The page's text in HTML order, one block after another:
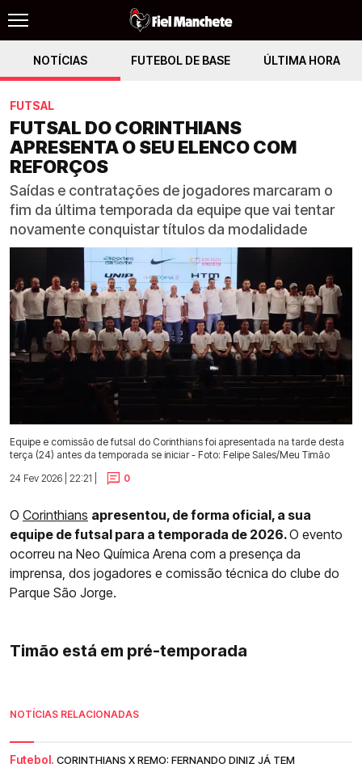
NOTÍCIAS FUTEBOL DE BASE ÚLTIMA HORA
FUTSAL
FUTSAL DO CORINTHIANS
APRESENTA O SEU ELENCO COM
REFORÇOS
Saídas e contratações de jogadores marcaram o
fim da última temporada da equipe que vai tentar
novamente conquistar títulos da modalidade
Equipe e comissão de futsal do Corinthians foi apresentada na tarde desta
terça (24) antes da temporada se iniciar - Foto: Felipe Sales/Meu Timão
24 Fev 2026 | 22:21 |
0
O Corinthians apresentou, de forma oficial, a sua
equipe de futsal para a temporada de 2026.O evento
ocorreu na Neo Química Arena com a presença da
imprensa, dos jogadores e comissão técnica do clube do
Parque São Jorge.
Timão está em pré-temporada
NOTÍCIAS RELACIONADAS
Futebol. CORINTHIANS X REMO: FERNANDO DINIZ JÁ TEM